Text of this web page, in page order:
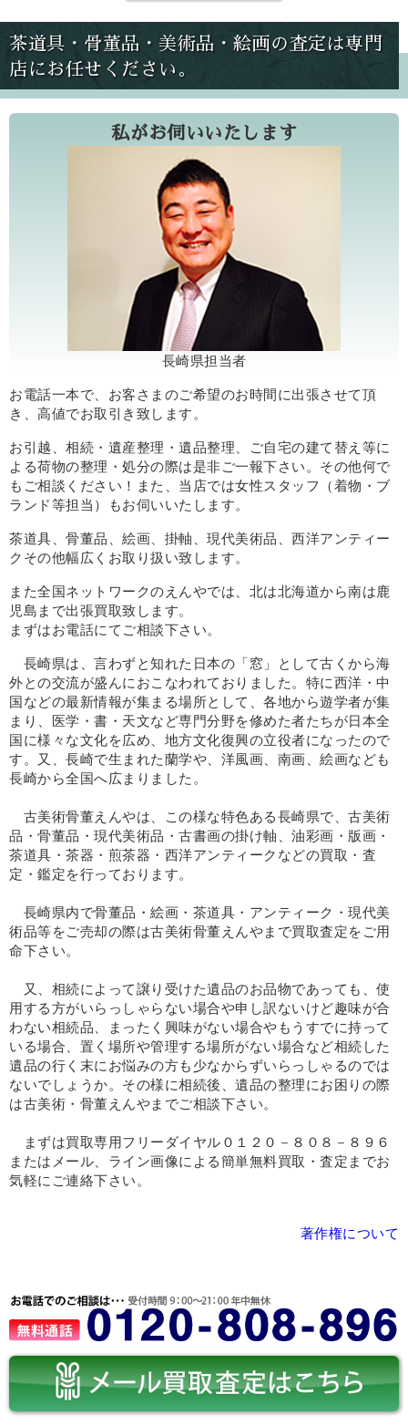
茶道具・骨董品・美術品・絵画の査定は専門
店にお任せください。
私がお伺いいたします
長崎県担当者
お電話一本で、お客さまのご希望のお時間に出張させて頂
き、高値でお取引き致します。
お引越、相続・遺産整理・遺品整理、ご自宅の建て替え等に
よる荷物の整理・処分の際は是非ご一報下さい。その他何で
もご相談ください！また、当店では女性スタッフ（着物・ブ
ランド等担当）もお伺いいたします。
茶道具、骨董品、絵画、掛軸、現代美術品、西洋アンティー
クその他幅広くお取り扱い致します。
また全国ネットワークのえんやでは、北は北海道から南は鹿
児島まで出張買取致します。
まずはお電話にてご相談下さい。
長崎県は、言わずと知れた日本の「窓」として古くから海
外との交流が盛んにおこなわれておりました。特に西洋・中
国などの最新情報が集まる場所として、各地から遊学者が集
まり、医学・書・天文など専門分野を修めた者たちが日本全
国に様々な文化を広め、地方文化復興の立役者になったので
す。又、長崎で生まれた蘭学や、洋風画、南画、絵画なども
長崎から全国へ広まりました。
古美術骨董えんやは、この様な特色ある長崎県で、古美術
品・骨董品・現代美術品・古書画の掛け軸、油彩画・版画・
茶道具・茶器・煎茶器・西洋アンティークなどの買取・査
定・鑑定を行っております。
長崎県内で骨董品・絵画・茶道具・アンティーク・現代美
術品等をご売却の際は古美術骨董えんやまで買取査定をご用
命下さい。
又、相続によって譲り受けた遺品のお品物であっても、使
用する方がいらっしゃらない場合や申し訳ないけど趣味が合
わない相続品、まったく興味がない場合やもうすでに持って
いる場合、置く場所や管理する場所がない場合など相続した
遺品の行く末にお悩みの方も少なからずいらっしゃるのでは
ないでしょうか。その様に相続後、遺品の整理にお困りの際
は古美術・骨董えんやまでご相談下さい。
まずは買取専用フリーダイヤル０１２０－８０８－８９６
またはメール、ライン画像による簡単無料買取・査定までお
気軽にご連絡下さい。
著作権について